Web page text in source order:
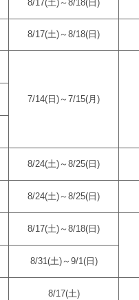
8/17(土)～8/18(日)
8/17(土)～8/18(日)
7/14(日)～7/15(月)
8/24(土)～8/25(日)
8/24(土)～8/25(日)
8/17(土)～8/18(日)
8/31(土)～9/1(日)
8/17(土)